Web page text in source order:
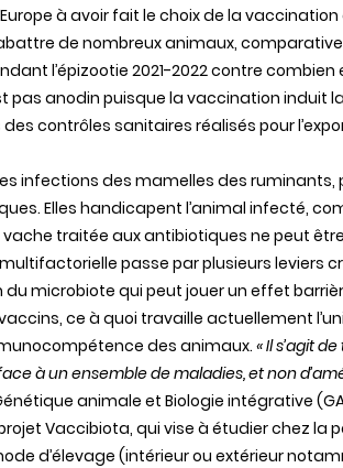
à avoir fait le choix de la
de nombreux animaux,
l’épizootie 2021-2022 contre combien
pas anodin puisque la vaccination induit
contrôles sanitaires réalisés pour
infections des mamelles des ruminants,
Elles handicapent l’animal infecté,
traitée aux antibiotiques ne peut
passe par plusieurs leviers
microbiote qui peut jouer un effet
ce à quoi travaille actuellement
des animaux. « Il s’agit
à un ensemble de maladies, et non
animale et Biologie intégrative
Vaccibiota, qui vise à étudier chez la
d’élevage (intérieur ou extérieur